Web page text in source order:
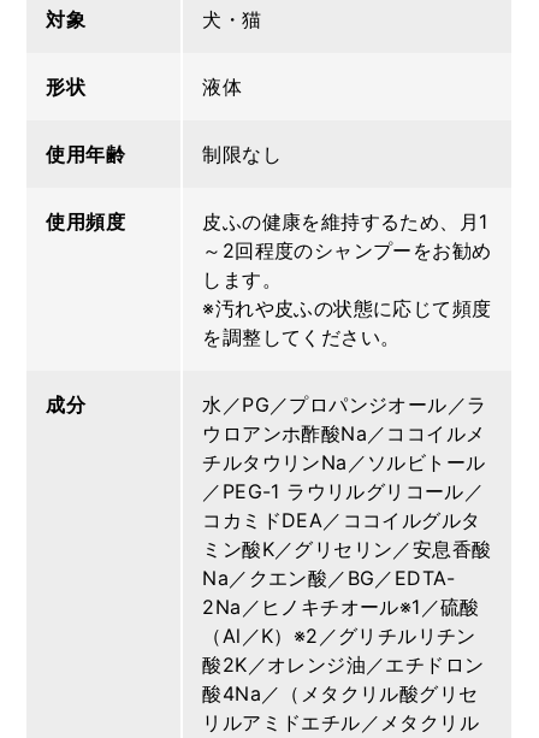
対象 犬・猫
形状 液体
使用年齢 制限なし
使用頻度
皮ふの健康を維持するため、月1
～2回程度のシャンプーをお勧め
します。
※汚れや皮ふの状態に応じて頻度
を調整してください。
成分
水／PG／プロパンジオール／ラ
ウロアンホ酢酸Na／ココイルメ
チルタウリンNa／ソルビトール
／PEG-1 ラウリルグリコール／
コカミドDEA／ココイルグルタ
ミン酸K／グリセリン／安息香酸
Na／クエン酸／BG／EDTA-
2Na／ヒノキチオール※1／硫酸
（Al／K）※2／グリチルリチン
酸2K／オレンジ油／エチドロン
酸4Na／（メタクリル酸グリセ
リルアミドエチル／メタクリル